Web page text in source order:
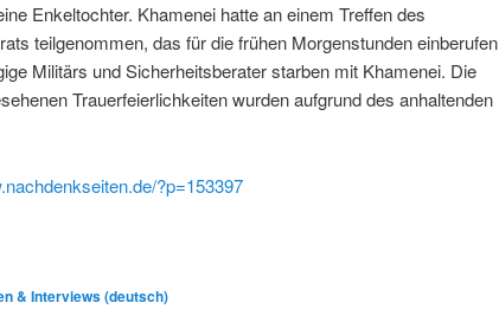
Enkeltochter. Khamenei hatte an einem Treffen des
teilgenommen, das für die frühen Morgenstunden einberufen
Militärs und Sicherheitsberater starben mit Khamenei. Die
Trauerfeierlichkeiten wurden aufgrund des anhaltenden
?p=153397
& Interviews (deutsch)